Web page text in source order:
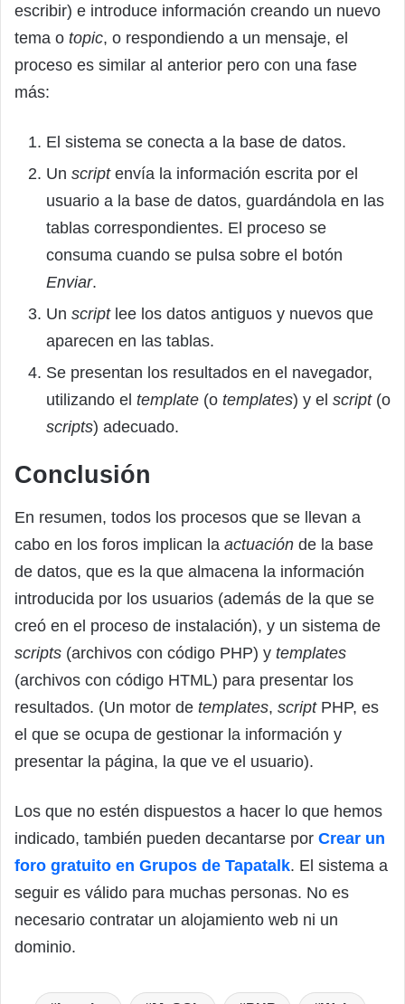
escribir) e introduce información creando un nuevo
tema o topic, o respondiendo a un mensaje, el
proceso es similar al anterior pero con una fase
más:
El sistema se conecta a la base de datos.
Un scriptenvía la información escrita por el
usuario a la base de datos, guardándola en las
tablas correspondientes. El proceso se
consuma cuando se pulsa sobre el botón
Enviar.
Un scriptlee los datos antiguos y nuevos que
aparecen en las tablas.
Se presentan los resultados en el navegador,
utilizando el template (o templates) y el script(o
scripts) adecuado.
Conclusión
En resumen, todos los procesos que se llevan a
cabo en los foros implican la actuación de la base
de datos, que es la que almacena la información
introducida por los usuarios (además de la que se
creó en el proceso de instalación), y un sistema de
scripts (archivos con código PHP) y templates
(archivos con código HTML) para presentar los
resultados. (Un motor de templates, scriptPHP, es
el que se ocupa de gestionar la información y
presentar la página, la que ve el usuario).
Los que no estén dispuestos a hacer lo que hemos
indicado, también pueden decantarse por Crear un
foro gratuito en Grupos de Tapatalk. El sistema a
seguir es válido para muchas personas. No es
necesario contratar un alojamiento web ni un
dominio.